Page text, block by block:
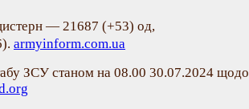
— 21687 (+53) од,
armyinform.com.ua
ЗСУ станом на 08.00 30.07.2024 щодо